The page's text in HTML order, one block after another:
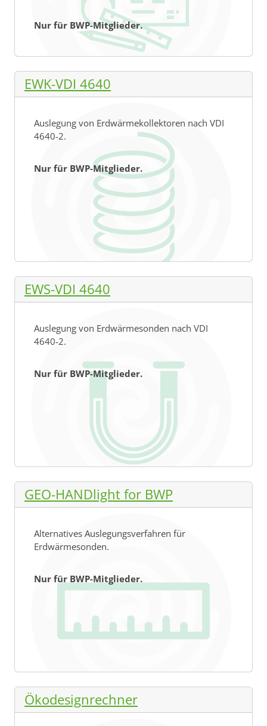
Nur für BWP-Mitglieder.
EWK-VDI 4640
Auslegung von Erdwärmekollektoren nach VDI
4640-2.
Nur für BWP-Mitglieder.
EWS-VDI 4640
Auslegung von Erdwärmesonden nach VDI
4640-2.
Nur für BWP-Mitglieder.
GEO-HANDlight for BWP
Alternatives Auslegungsverfahren für
Erdwärmesonden.
Nur für BWP-Mitglieder.
Ökodesignrechner